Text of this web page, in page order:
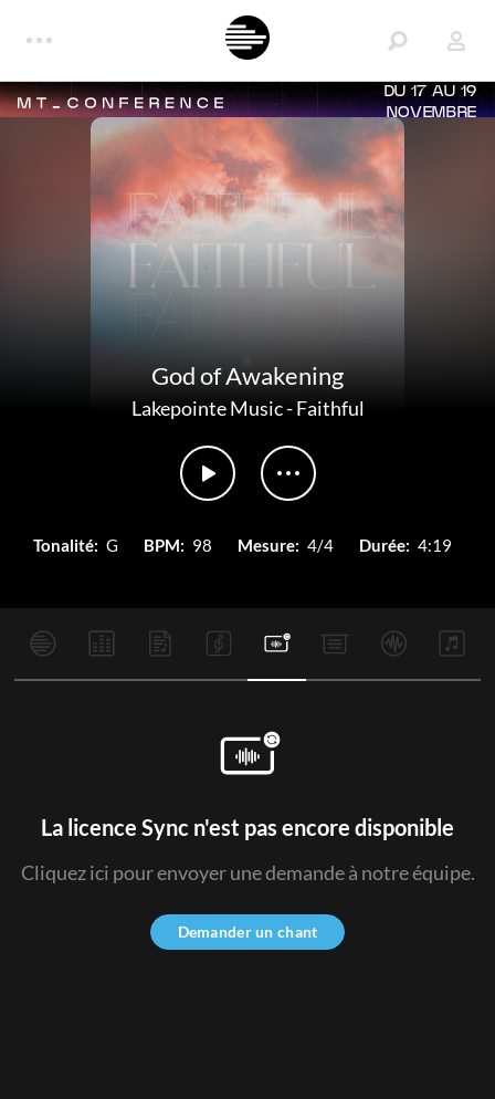
DU 17 AU 19
NOVEMBRE
God of Awakening
Lakepointe Music-Faithful
Tonalité: G BPM: 98 Mesure: 4/4 Durée: 4:19
La licence Sync n'est pas encore disponible
Cliquez ici pour envoyer une demande à notre équipe.
Demander un chant